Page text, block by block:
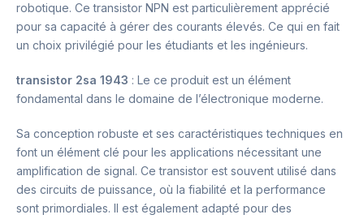
robotique. Ce transistor NPN est particulièrement apprécié
pour sa capacité à gérer des courants élevés. Ce qui en fait
un choix privilégié pour les étudiants et les ingénieurs.
transistor 2sa 1943 : Le ce produit est un élément
fondamental dans le domaine de l’électronique moderne.
Sa conception robuste et ses caractéristiques techniques en
font un élément clé pour les applications nécessitant une
amplification de signal. Ce transistor est souvent utilisé dans
des circuits de puissance, où la fiabilité et la performance
sont primordiales. Il est également adapté pour des